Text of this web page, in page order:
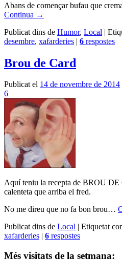
Abans de començar bufau que
Continua →
Publicat dins de Humor, Local |
desembre, xafarderies | 6 respostes
Brou de Card
Publicat el 14 de novembre de 2014
6
Aquí teniu la recepta de BROU
calenteta que arriba el fred.
No me direu que no fa bon brou…
Publicat dins de Local Etiquetat
xafarderies
6 respostes
Més visitats de la setmana: